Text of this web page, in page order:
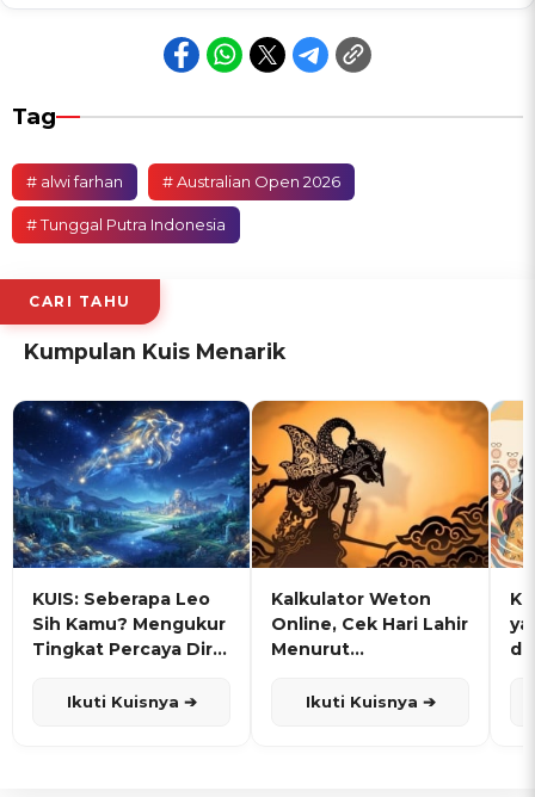
Tag
# alwi farhan # Australian Open 2026
# Tunggal Putra Indonesia
CARI TAHU
Kumpulan Kuis Menarik
KUIS: Seberapa Leo
Sih Kamu? Mengukur
Tingkat Percaya Diri
Ikuti Kuisnya ➔
Kalkulator Weton
Online, Cek Hari Lahir
Menurut
Ikuti Kuisnya ➔